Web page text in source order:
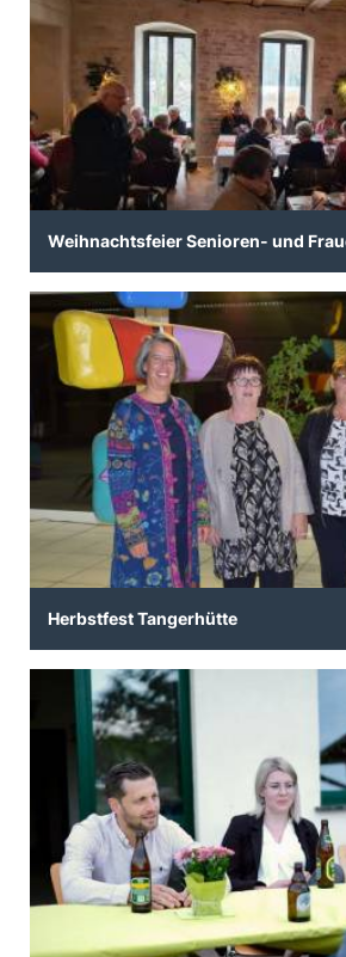
Weihnachtsfeier Senioren- und
Herbstfest Tangerhütte